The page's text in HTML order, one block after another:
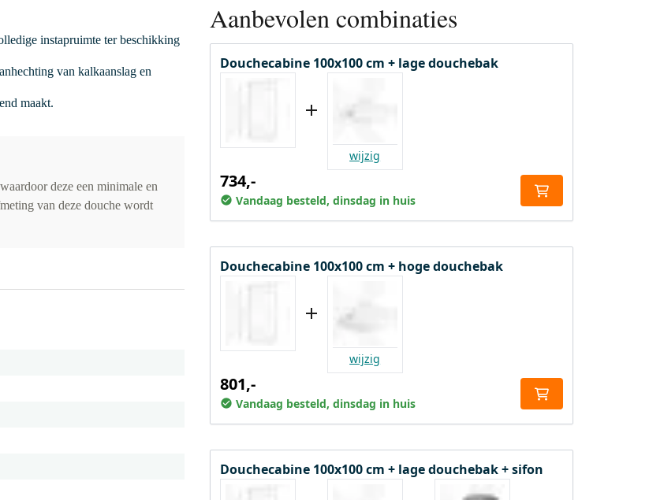
instapruimte ter beschikking
van kalkaanslag en
maakt.
deze een minimale en
van deze douche wordt
Aanbevolen combinaties
Douchecabine 100x100 cm + lage douchebak
wijzig
734,-
Vandaag besteld, dinsdag in huis
Douchecabine 100x100 cm + hoge douchebak
wijzig
801,-
Vandaag besteld, dinsdag in huis
Douchecabine 100x100 cm + lage douchebak + sifon